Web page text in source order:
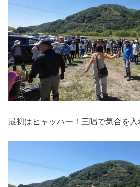
最初はヒャッハー！三唱で気合を入